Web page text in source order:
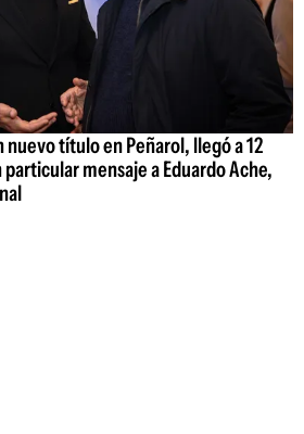
nuevo título en Peñarol, llegó a 12
mensaje a Eduardo Ache,